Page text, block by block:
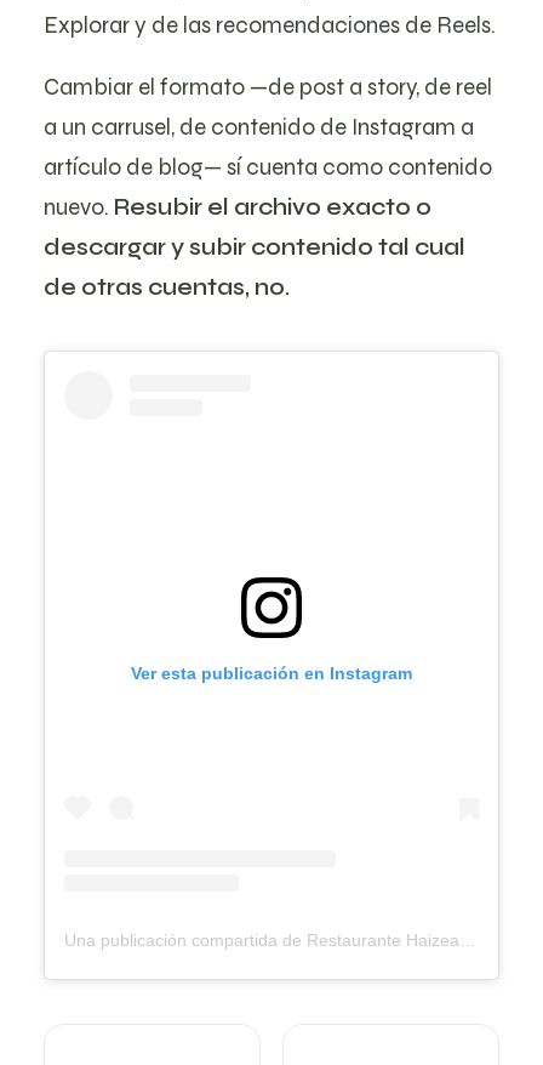
Explorar y de las recomendaciones de Reels.
Cambiar el formato —de post a story, de reel
a un carrusel, de contenido de Instagram a
artículo de blog— sí cuenta como contenido
nuevo. Resubir el archivo exacto o
descargar y subir contenido tal cual
de otras cuentas, no.
Ver esta publicación en Instagram